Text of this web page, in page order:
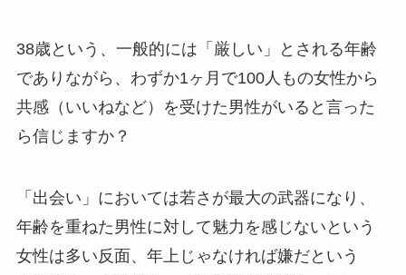
38歳という、一般的には「厳しい」とされる年齢
でありながら、わずか1ヶ月で100人もの女性から
共感（いいねなど）を受けた男性がいると言った
ら信じますか？
「出会い」においては若さが最大の武器になり、
年齢を重ねた男性に対して魅力を感じないという
女性は多い反面、年上じゃなければ嫌だという